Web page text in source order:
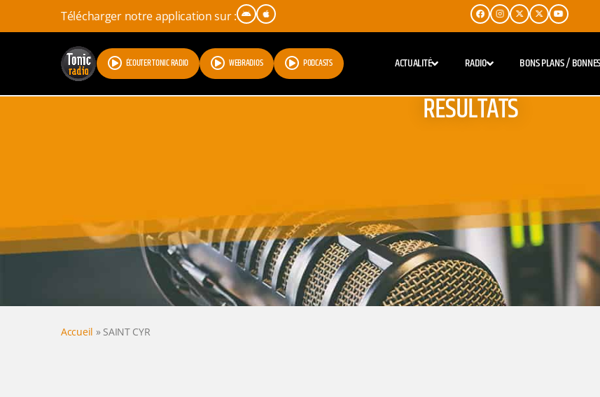
Télécharger notre application sur :
ÉCOUTER TONIC RADIO WEBRADIOS PODCASTS ACTUALITÉ RADIO BONS PLANS /
RESULTATS
Accueil » SAINT CYR